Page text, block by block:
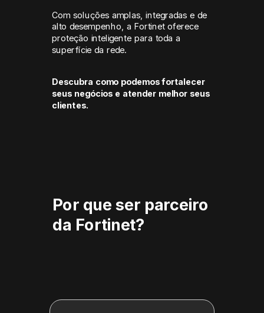
Com soluções amplas, integradas e de
alto desempenho, a Fortinet oferece
proteção inteligente para toda a
superfície da rede.
Descubra como podemos fortalecer
seus negócios e atender melhor seus
clientes.
Por que ser parceiro
da Fortinet?